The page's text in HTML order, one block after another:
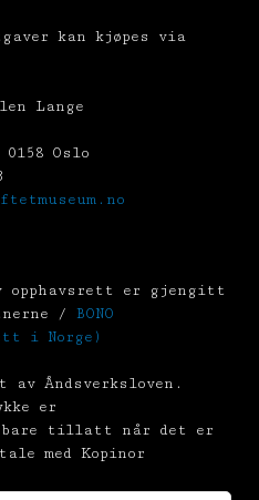
kan kjøpes via
Lange
Oslo
opphavsrett er gjengitt
/ BONO
i Norge)
Åndsverksloven.
er
bare tillatt når det er
med Kopinor